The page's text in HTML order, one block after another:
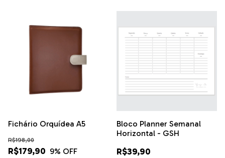
Fichário Orquídea A5
R$179,90
R$198,00
9% OFF
Bloco Planner Semanal
Horizontal - GSH
R$39,90